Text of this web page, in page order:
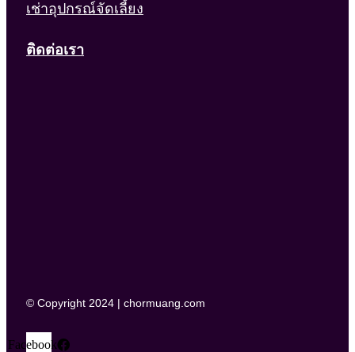
เช่าอุปกรณ์จัดเลี้ยง
ติดต่อเรา
© Copyright 2024 | chormuang.com
Facebook